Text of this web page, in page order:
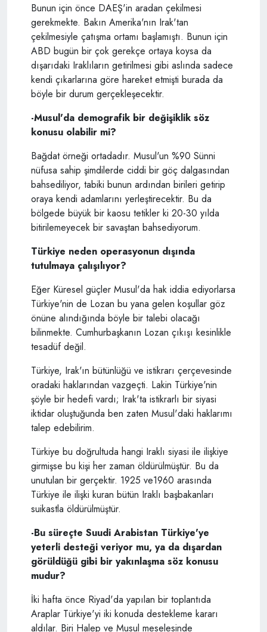
Bunun için önce DAEŞ'in aradan çekilmesi
gerekmekte. Bakın Amerika'nın Irak'tan
çekilmesiyle çatışma ortamı başlamıştı. Bunun için
ABD bugün bir çok gerekçe ortaya koysa da
dışarıdaki Iraklıların getirilmesi gibi aslında sadece
kendi çıkarlarına göre hareket etmişti burada da
böyle bir durum gerçekleşecektir.
-Musul'da demografik bir değişiklik söz
konusu olabilir mi?
Bağdat örneği ortadadır. Musul'un %90 Sünni
nüfusa sahip şimdilerde ciddi bir göç dalgasından
bahsediliyor, tabiki bunun ardından birileri getirip
oraya kendi adamlarını yerleştirecektir. Bu da
bölgede büyük bir kaosu tetikler ki 20-30 yılda
bitirilemeyecek bir savaştan bahsediyorum.
Türkiye neden operasyonun dışında
tutulmaya çalışılıyor?
Eğer Küresel güçler Musul'da hak iddia ediyorlarsa
Türkiye'nin de Lozan bu yana gelen koşullar göz
önüne alındığında böyle bir talebi olacağı
bilinmekte. Cumhurbaşkanın Lozan çıkışı kesinlikle
tesadüf değil.
Türkiye, Irak'ın bütünlüğü ve istikrarı çerçevesinde
oradaki haklarından vazgeçti. Lakin Türkiye'nin
şöyle bir hedefi vardı; Irak'ta istikrarlı bir siyasi
iktidar oluştuğunda ben zaten Musul'daki haklarımı
talep edebilirim.
Türkiye bu doğrultuda hangi Iraklı siyasi ile ilişkiye
girmişse bu kişi her zaman öldürülmüştür. Bu da
unutulan bir gerçektir. 1925 ve1960 arasında
Türkiye ile ilişki kuran bütün Iraklı başbakanları
suikastla öldürülmüştür.
-Bu süreçte Suudi Arabistan Türkiye'ye
yeterli desteği veriyor mu, ya da dışardan
görüldüğü gibi bir yakınlaşma söz konusu
mudur?
İki hafta önce Riyad'da yapılan bir toplantıda
Araplar Türkiye'yi iki konuda destekleme kararı
aldılar. Biri Halep ve Musul meselesinde